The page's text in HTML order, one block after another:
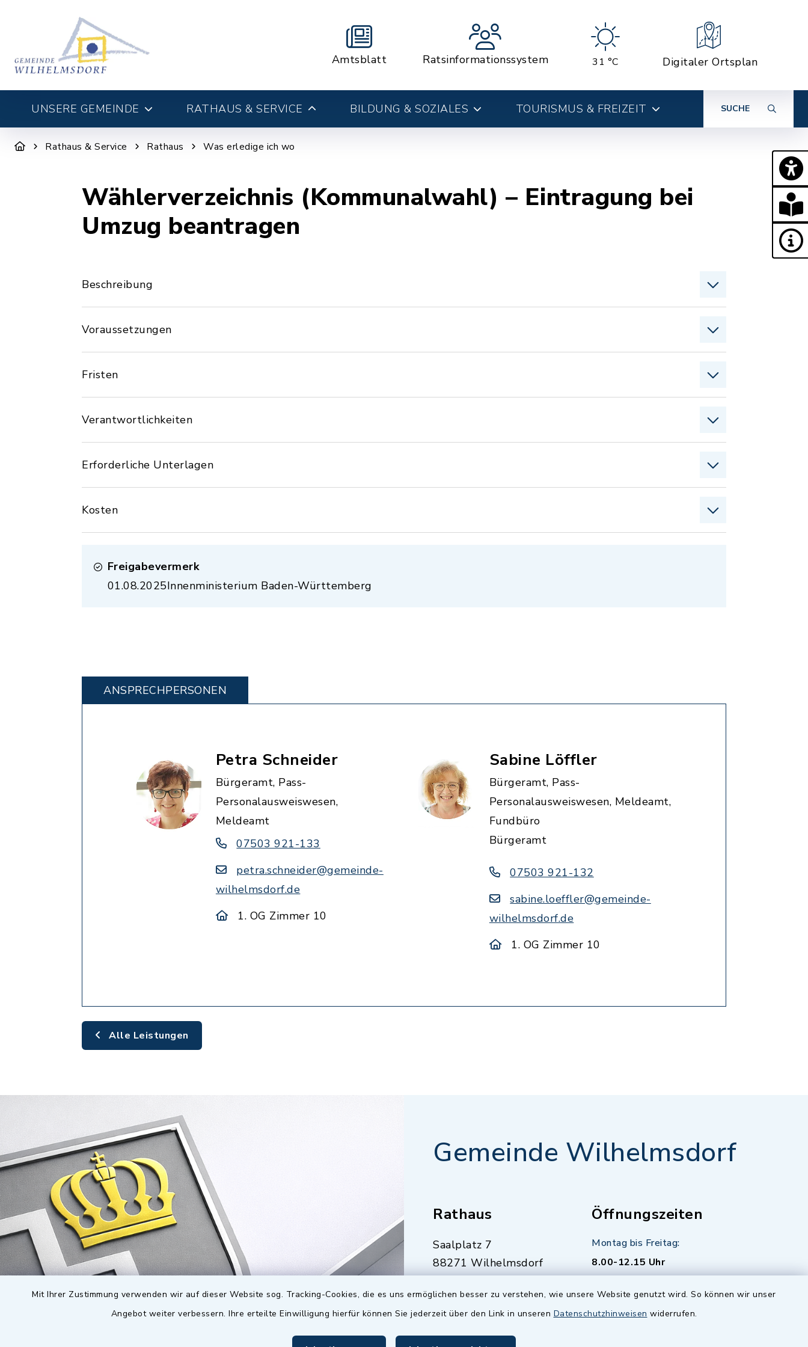
Mit Ihrer Zustimmung verwenden wir auf dieser Website sog. Tracking-Cookies, die es uns ermöglichen besser zu verstehen, wie unsere Website genutzt wird. So können wir unser
Angebot weiter verbessern. Ihre erteilte Einwilligung hierfür können Sie jederzeit über den Link in unseren Datenschutzhinweisen widerrufen.
Amtsblatt Ratsinformationssystem 31 °C Digitaler Ortsplan
UNSERE GEMEINDE RATHAUS & SERVICE BILDUNG & SOZIALES TOURISMUS & FREIZEIT SUCHE
Rathaus & Service Rathaus Was erledige ich wo
Wählerverzeichnis (Kommunalwahl) – Eintragung bei
Umzug beantragen
Beschreibung
Voraussetzungen
Fristen
Verantwortlichkeiten
Erforderliche Unterlagen
Kosten
Freigabevermerk
01.08.2025Innenministerium Baden-Württemberg
ANSPRECHPERSONEN
Petra Schneider
Bürgeramt, Pass-
Personalausweiswesen,
Meldeamt
07503 921-133
petra.schneider@gemeinde-
wilhelmsdorf.de
1. OG Zimmer 10
Sabine Löffler
Bürgeramt, Pass-
Personalausweiswesen, Meldeamt,
Fundbüro
Bürgeramt
07503 921-132
sabine.loeffler@gemeinde-
wilhelmsdorf.de
1. OG Zimmer 10
Alle Leistungen
Gemeinde Wilhelmsdorf
Rathaus
Saalplatz 7
88271 Wilhelmsdorf
07503 921-0
07503 921-159
wilhelmsdorf.de
Öffnungszeiten
Montag bis Freitag:
8.00-12.15 Uhr
zusätzlich:
Montag 14.00-16.00 Uhr